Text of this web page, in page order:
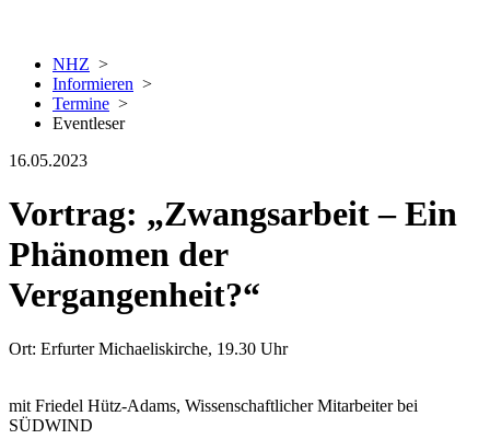
NHZ >
Informieren >
Termine >
Eventleser
16.05.2023
Vortrag: „Zwangsarbeit – Ein
Phänomen der
Vergangenheit?“
Ort: Erfurter Michaeliskirche, 19.30 Uhr
mit Friedel Hütz-Adams, Wissenschaftlicher Mitarbeiter bei
SÜDWIND